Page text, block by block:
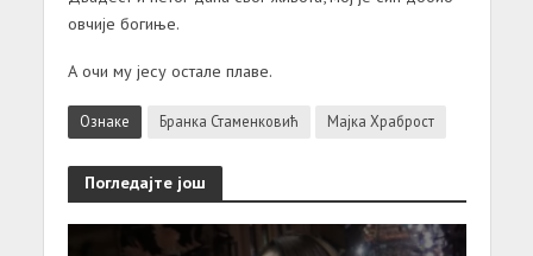
овчије богиње.
А очи му јесу остале плаве.
Ознаке Бранка Стаменковић Мајка Храброст
Погледајте још